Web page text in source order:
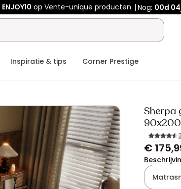
ENJOY10 op Vente-unique producten Nog: 00d
Inspiratie & tips Corner Prestige
Sherpa
€